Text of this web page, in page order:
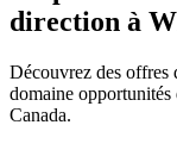
direction à
Découvrez des offres
domaine
Canada.